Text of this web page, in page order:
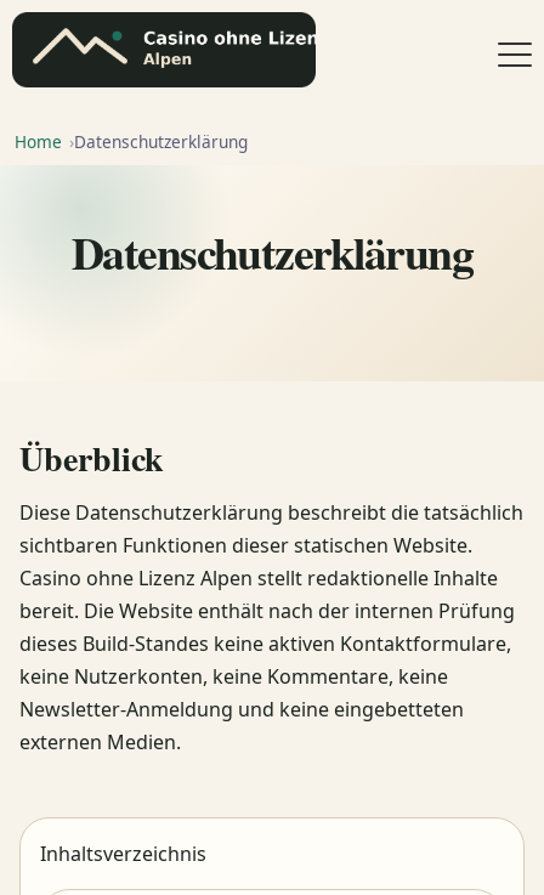
Home Datenschutzerklärung
Datenschutzerklärung
Überblick
Diese Datenschutzerklärung beschreibt die tatsächlich
sichtbaren Funktionen dieser statischen Website.
Casino ohne Lizenz Alpen stellt redaktionelle Inhalte
bereit. Die Website enthält nach der internen Prüfung
dieses Build-Standes keine aktiven Kontaktformulare,
keine Nutzerkonten, keine Kommentare, keine
Newsletter-Anmeldung und keine eingebetteten
externen Medien.
Inhaltsverzeichnis